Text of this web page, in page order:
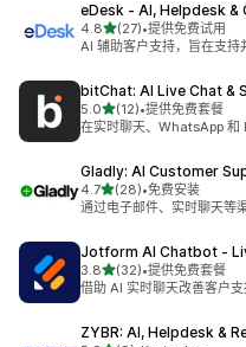
eDesk ‑ AI, Helpdesk &
4.8星（满分 5 星）
(27)
总共 27 条评论
•提供免费试用
AI 辅助客户支持，旨在支持
bitChat: AI Live Chat &
5.0星（满分 5 星）
(12)
总共 12 条评论
•提供免费套餐
在实时聊天、WhatsApp 和
Gladly: AI Customer
4.7星（满分 5 星）
(28)
总共 28 条评论
•免费安装
通过电子邮件、实时聊天等
Jotform AI Chatbot ‑
3.8星（满分 5 星）
(32)
总共 32 条评论
•提供免费套餐
借助 AI 实时聊天改善客户
ZYBR: AI, Helpdesk &